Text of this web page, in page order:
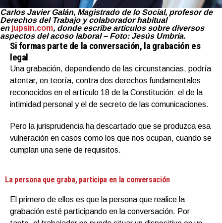
Carlos Javier Galán, Magistrado de lo Social, profesor de
Derechos del Trabajo y colaborador habitual
en jupsin.com, donde escribe artículos sobre diversos
aspectos del acoso laboral – Foto: Jesús Umbría.
Si formas parte de la conversación, la grabación es
legal
Una grabación, dependiendo de las circunstancias, podría
atentar, en teoría, contra dos derechos fundamentales
reconocidos en el artículo 18 de la Constitución: el de la
intimidad personal y el de secreto de las comunicaciones.
Pero la jurisprudencia ha descartado que se produzca esa
vulneración en casos como los que nos ocupan, cuando se
cumplan una serie de requisitos.
La persona que graba, participa en la conversación
El primero de ellos es que la persona que realice la
grabación esté participando en la conversación. Por